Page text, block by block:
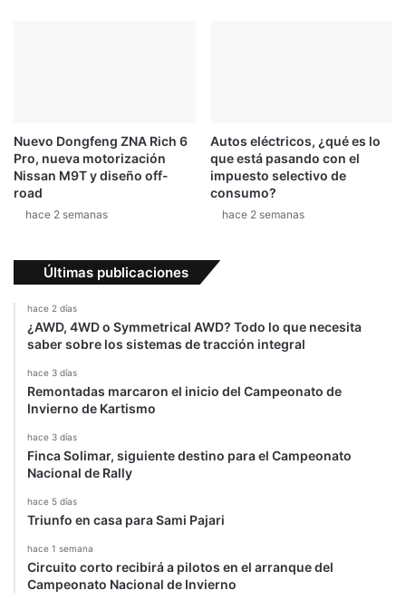
e
t
r
o
1
9
Nuevo Dongfeng ZNA Rich 6
Pro, nueva motorización
Nissan M9T y diseño off-
road
hace 2 semanas
Autos eléctricos, ¿qué es lo
que está pasando con el
impuesto selectivo de
consumo?
hace 2 semanas
Últimas publicaciones
hace 2 días
¿AWD, 4WD o Symmetrical AWD? Todo lo que necesita
saber sobre los sistemas de tracción integral
hace 3 días
Remontadas marcaron el inicio del Campeonato de
Invierno de Kartismo
hace 3 días
Finca Solimar, siguiente destino para el Campeonato
Nacional de Rally
hace 5 días
Triunfo en casa para Sami Pajari
hace 1 semana
Circuito corto recibirá a pilotos en el arranque del
Campeonato Nacional de Invierno